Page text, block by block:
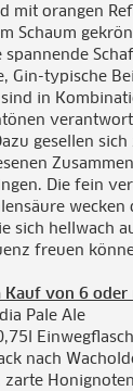
mit orangen
Schaum
spannende
Gin-typische
in
gesellen
Die fein
wecken
sich hellwach
freuen
Kauf von 6 oder
Pale Ale
nach